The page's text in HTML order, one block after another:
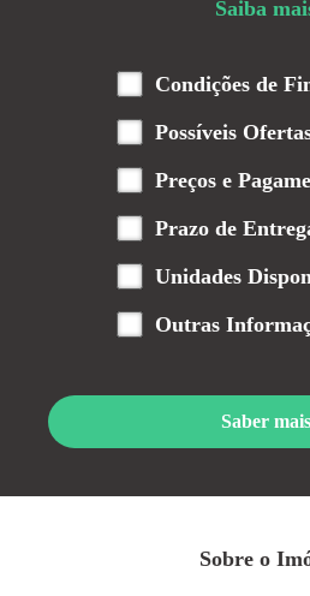
Sobre o
Saiba
Condições de
Possíveis
Preços e
Prazo de
Unidades
Outras
Saber